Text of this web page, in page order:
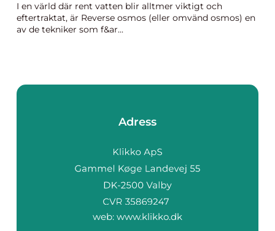
I en värld där rent vatten blir alltmer viktigt och
eftertraktat, är Reverse osmos (eller omvänd osmos) en
av de tekniker som f&ar...
Adress
web: www.klikko.dk